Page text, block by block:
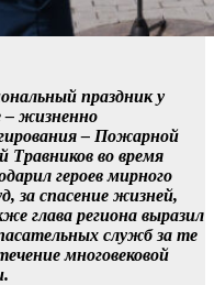
праздник у
– жизненно
– Пожарной
Травников во время
героев мирного
за спасение жизней,
глава региона выразил
служб за те
многовековой